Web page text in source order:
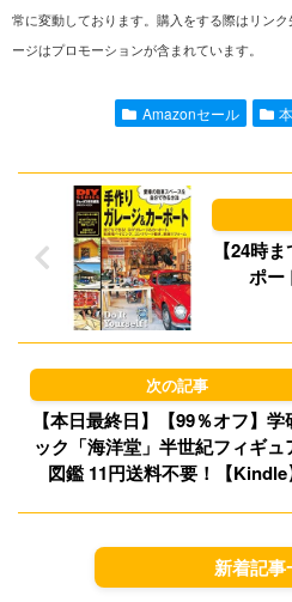
e
常に変動しております。購入をする際はリン
ージはプロモーションが含まれています。
Amazonセール
【24時
ポー
【本日最終日】【99％オフ】学
ック「海洋堂」半世紀フィギュ
図鑑 11円送料不要！【Kindle
新着記事